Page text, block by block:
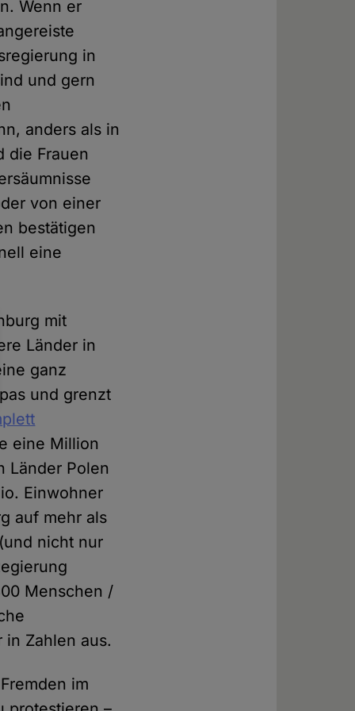
Wenn er
in
und gern
anders als in
die Frauen
von einer
bestätigen
eine
mit
Länder in
ganz
und grenzt
eine Million
Länder Polen
Einwohner
auf mehr als
nicht nur
Menschen /
Zahlen aus.
im